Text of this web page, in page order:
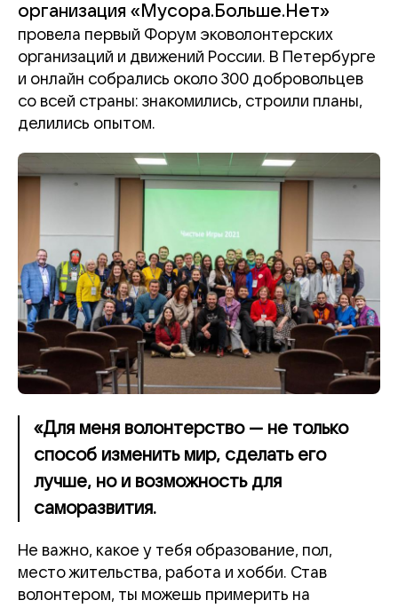
организация «Мусора.Больше.Нет»
провела первый Форум эковолонтерских
организаций и движений России. В Петербурге
и онлайн собрались около 300 добровольцев
со всей страны: знакомились, строили планы,
делились опытом.
«Для меня волонтерство — не только
способ изменить мир, сделать его
лучше, но и возможность для
саморазвития.
Не важно, какое у тебя образование, пол,
место жительства, работа и хобби. Став
волонтером, ты можешь примерить на